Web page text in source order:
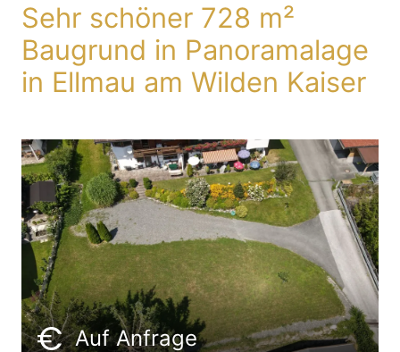
Sehr schöner 728 m²
Baugrund in Panoramalage
in Ellmau am Wilden Kaiser
Auf Anfrage